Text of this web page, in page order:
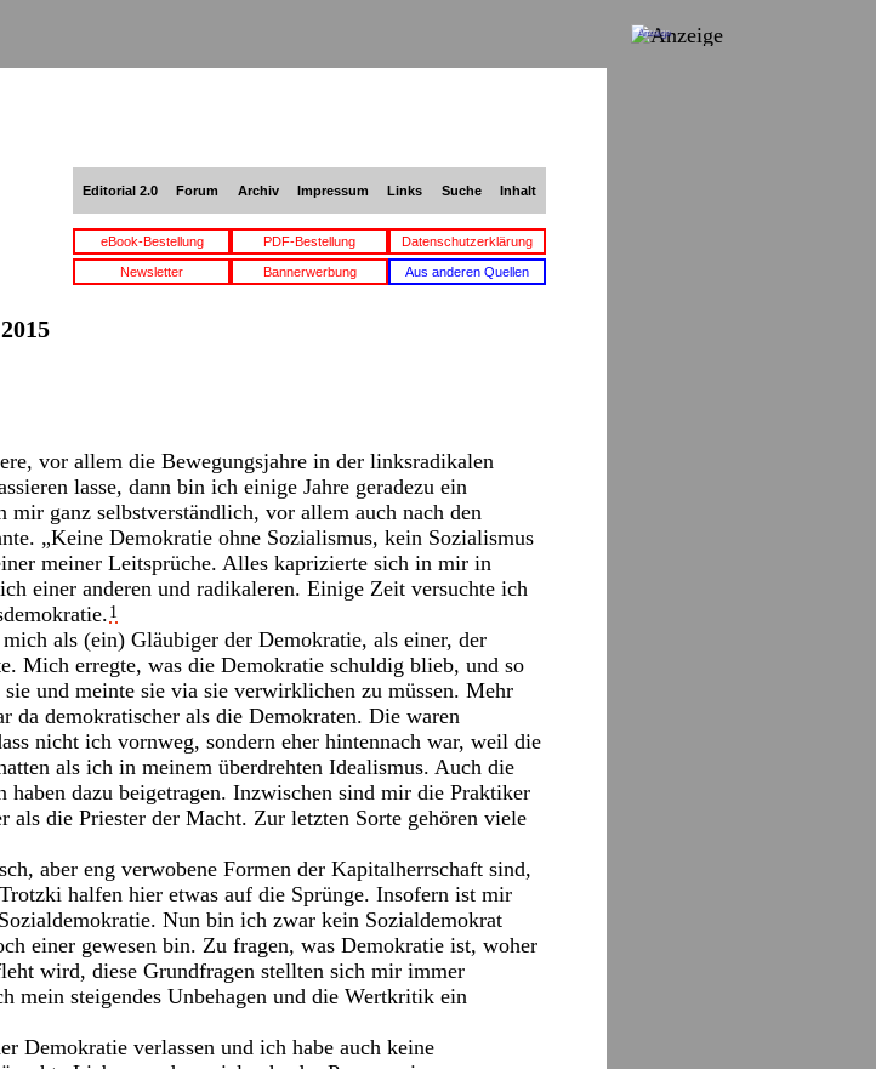
Editorial 2.0 Forum Archiv Impressum Links Suche Inhalt
eBook-Bestellung PDF-Bestellung Datenschutzerklärung
Newsletter Bannerwerbung Aus anderen Quellen
vor allem die Bewegungsjahre in der linksradikalen
lasse, dann bin ich einige Jahre geradezu ein
mir ganz selbstverständlich, vor allem auch nach den
„Keine Demokratie ohne Sozialismus, kein Sozialismus
meiner Leitsprüche. Alles kaprizierte sich in mir in
einer anderen und radikaleren. Einige Zeit versuchte ich
1
als (ein) Gläubiger der Demokratie, als einer, der
Mich erregte, was die Demokratie schuldig blieb, und so
und meinte sie via sie verwirklichen zu müssen. Mehr
demokratischer als die Demokraten. Die waren
nicht ich vornweg, sondern eher hintennach war, weil die
als ich in meinem überdrehten Idealismus. Auch die
dazu beigetragen. Inzwischen sind mir die Praktiker
als die Priester der Macht. Zur letzten Sorte gehören viele
aber eng verwobene Formen der Kapitalherrschaft sind,
halfen hier etwas auf die Sprünge. Insofern ist mir
Nun bin ich zwar kein Sozialdemokrat
einer gewesen bin. Zu fragen, was Demokratie ist, woher
wird, diese Grundfragen stellten sich mir immer
mein steigendes Unbehagen und die Wertkritik ein
Demokratie verlassen und ich habe auch keine
Anzeige